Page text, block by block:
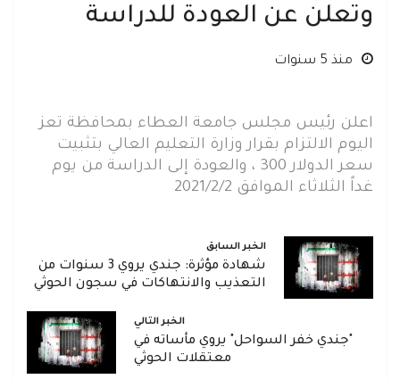
وتعلن عن العودة للدراسة
منذ 5 سنوات
اعلن رئيس مجلس جامعة العطاء بمحافظة تعز
اليوم الالتزام بقرار وزارة التعليم العالي بتثبيت
سعر الدولار 300 ، والعودة إلى الدراسة من يوم
غداً الثلاثاء الموافق 2021/2/2
الخبر السابق
شهادة مؤثرة: جندي يروي 3 سنوات من
التعذيب والانتهاكات في سجون الحوثي
الخبر التالي
"جندي خفر السواحل" يروي مأساته في
معتقلات الحوثي